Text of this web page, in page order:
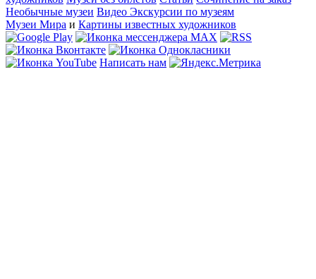
Необычные музеи Видео Экскурсии по музеям
Музеи Мира и Картины известных художников
Написать нам